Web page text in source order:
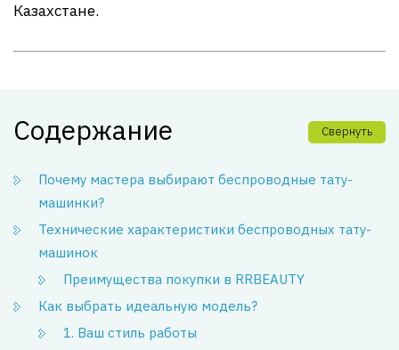
Казахстане.
Содержание Свернуть
Почему мастера выбирают беспроводные тату-
машинки?
Технические характеристики беспроводных тату-
машинок
Преимущества покупки в RRBEAUTY
Как выбрать идеальную модель?
1. Ваш стиль работы